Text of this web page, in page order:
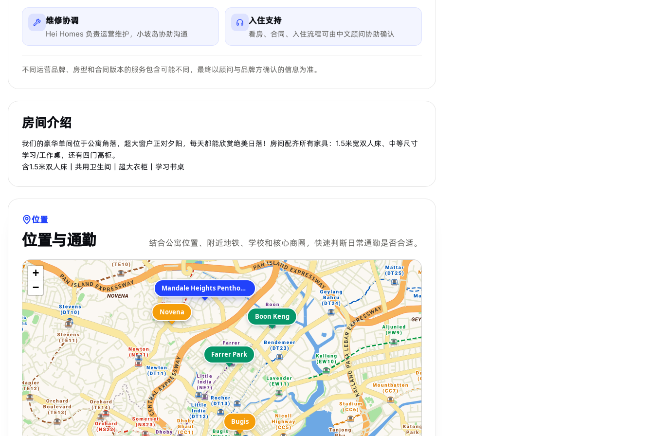
维修协调
Hei Homes 负责运营维护，小坡岛协助沟通
入住支持
看房、合同、入住流程可由中文顾问协助确认
不同运营品牌、房型和合同版本的服务包含可能不同，最终以顾问与品牌方确认的信息为准。
房间介绍
我们的豪华单间位于公寓角落，超大窗户正对夕阳，每天都能欣赏绝美日落！房间配齐所有家具：1.5米宽双人床、中等尺寸
学习/工作桌，还有四门高柜。
含1.5米双人床｜共用卫生间｜超大衣柜｜学习书桌
位置
位置与通勤 结合公寓位置、附近地铁、学校和核心商圈，快速判断日常通勤是否合适。
Mandale Heights Penthouse
Novena
Farrer Park
Boon Keng
Novena
Bugis
+
−